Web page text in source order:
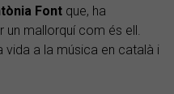
Font que, ha
mallorquí com és ell.
vida a la música en català i